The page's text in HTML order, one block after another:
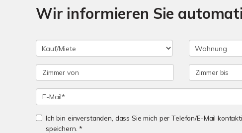
Wir informieren Sie
Ich bin einverstanden, dass Sie mich per Telefon/E-Mail
speichern. *